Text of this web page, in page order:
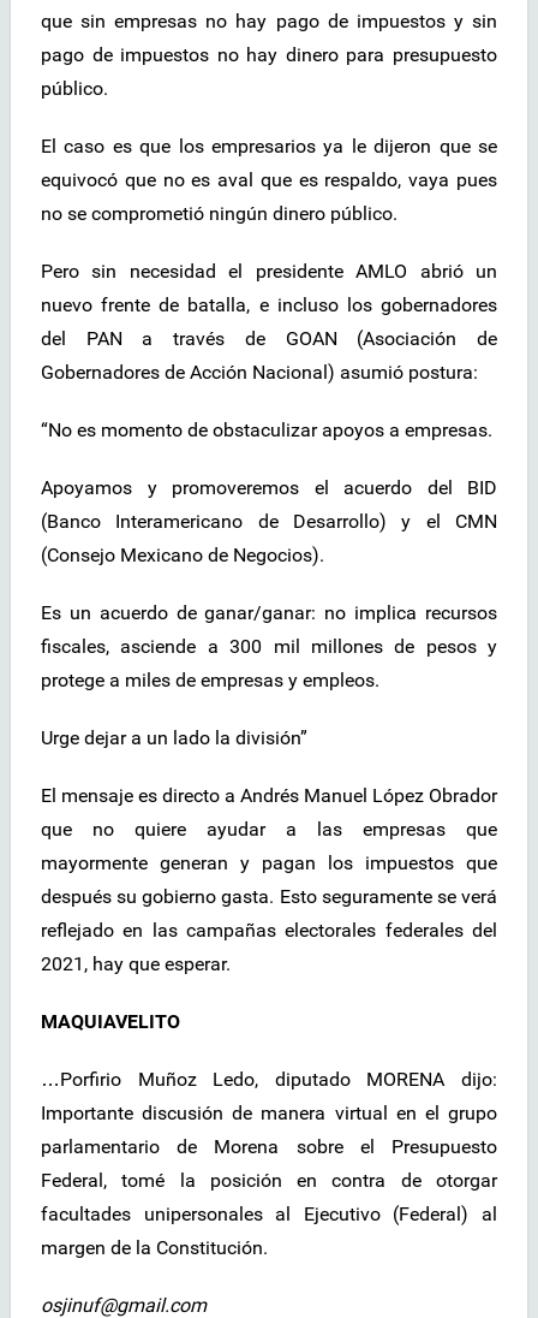
que sin empresas no hay pago de impuestos y sin
pago de impuestos no hay dinero para presupuesto
público.
El caso es que los empresarios ya le dijeron que se
equivocó que no es aval que es respaldo, vaya pues
no se comprometió ningún dinero público.
Pero sin necesidad el presidente AMLO abrió un
nuevo frente de batalla, e incluso los gobernadores
del PAN a través de GOAN (Asociación de
Gobernadores de Acción Nacional) asumió postura:
“No es momento de obstaculizar apoyos a empresas.
Apoyamos y promoveremos el acuerdo del BID
(Banco Interamericano de Desarrollo) y el CMN
(Consejo Mexicano de Negocios).
Es un acuerdo de ganar/ganar: no implica recursos
fiscales, asciende a 300 mil millones de pesos y
protege a miles de empresas y empleos.
Urge dejar a un lado la división”
El mensaje es directo a Andrés Manuel López Obrador
que no quiere ayudar a las empresas que
mayormente generan y pagan los impuestos que
después su gobierno gasta. Esto seguramente se verá
reflejado en las campañas electorales federales del
2021, hay que esperar.
MAQUIAVELITO
…Porfirio Muñoz Ledo, diputado MORENA dijo:
Importante discusión de manera virtual en el grupo
parlamentario de Morena sobre el Presupuesto
Federal, tomé la posición en contra de otorgar
facultades unipersonales al Ejecutivo (Federal) al
margen de la Constitución.
osjinuf@gmail.com